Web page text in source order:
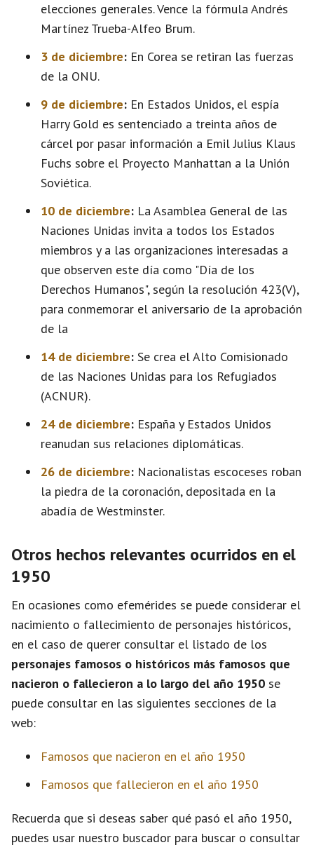
elecciones generales. Vence la fórmula Andrés
Martínez Trueba-Alfeo Brum.
3 de diciembre: En Corea se retiran las fuerzas
de la ONU.
9 de diciembre: En Estados Unidos, el espía
Harry Gold es sentenciado a treinta años de
cárcel por pasar información a Emil Julius Klaus
Fuchs sobre el Proyecto Manhattan a la Unión
Soviética.
10 de diciembre: La Asamblea General de las
Naciones Unidas invita a todos los Estados
miembros y a las organizaciones interesadas a
que observen este día como "Día de los
Derechos Humanos", según la resolución 423(V),
para conmemorar el aniversario de la aprobación
de la
14 de diciembre: Se crea el Alto Comisionado
de las Naciones Unidas para los Refugiados
(ACNUR).
24 de diciembre: España y Estados Unidos
reanudan sus relaciones diplomáticas.
26 de diciembre: Nacionalistas escoceses roban
la piedra de la coronación, depositada en la
abadía de Westminster.
Otros hechos relevantes ocurridos en el
1950
En ocasiones como efemérides se puede considerar el
nacimiento o fallecimiento de personajes históricos,
en el caso de querer consultar el listado de los
personajes famosos o históricos más famosos que
nacieron o fallecieron a lo largo del año 1950 se
puede consultar en las siguientes secciones de la
web:
Famosos que nacieron en el año 1950
Famosos que fallecieron en el año 1950
Recuerda que si deseas saber qué pasó el año 1950,
puedes usar nuestro buscador para buscar o consultar